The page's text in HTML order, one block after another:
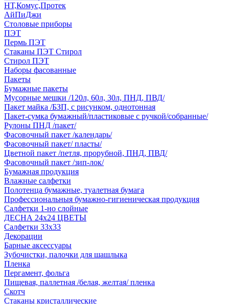
НТ,Комус,Протек
АйПиДжи
Столовые приборы
ПЭТ
Пермь ПЭТ
Стаканы ПЭТ Стирол
Стирол ПЭТ
Наборы фасованные
Пакеты
Бумажные пакеты
Мусорные мешки /120л, 60л, 30л, ПНД, ПВД/
Пакет майка /БЗП, с рисунком, однотонная
Пакет-сумка бумажный/пластиковые с ручкой/собранные/
Рулоны ПНД /пакет/
Фасовочный пакет /календарь/
Фасовочный пакет/ пласты/
Цветной пакет /петля, прорубной, ПНД, ПВД/
Фасовочный пакет /зип-лок/
Бумажная продукция
Влажные салфетки
Полотенца бумажные, туалетная бумага
Профессиональныя бумажно-гигиеническая продукция
Салфетки 1-но слойные
ДЕСНА 24х24 ЦВЕТЫ
Салфетки 33х33
Декорации
Барные аксессуары
Зубочистки, палочки для шашлыка
Пленка
Пергамент, фольга
Пищевая, паллетная /белая, желтая/ пленка
Скотч
Стаканы кристаллические